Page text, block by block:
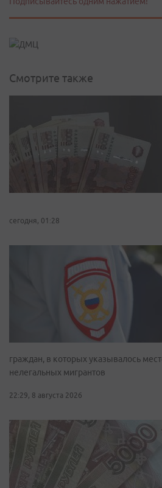
Смотрите также
сегодня, 01:28
граждан, в которых указывалось
нелегальных мигрантов
22:29, 8 августа 2026